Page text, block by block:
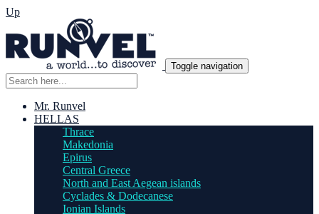
Up
Toggle navigation
Mr. Runvel
HELLAS
Thrace
Makedonia
Epirus
Central Greece
North and East Aegean islands
Cyclades & Dodecanese
Ionian Islands